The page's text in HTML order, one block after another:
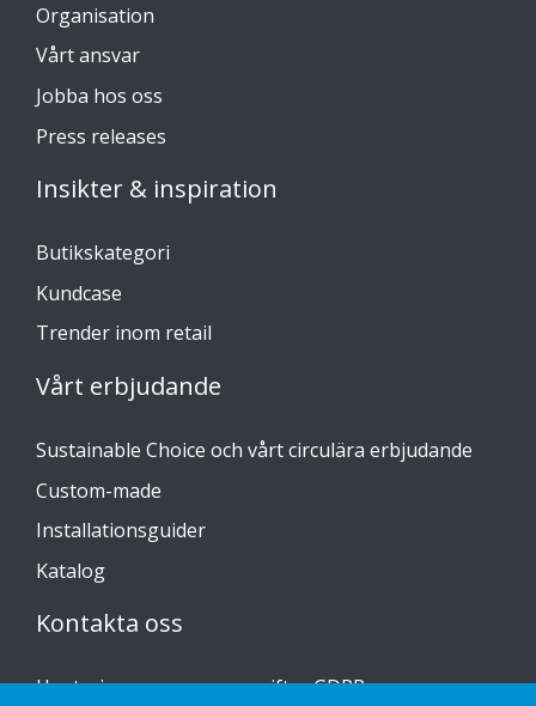
Organisation
Vårt ansvar
Jobba hos oss
Press releases
Insikter & inspiration
Butikskategori
Kundcase
Trender inom retail
Vårt erbjudande
Sustainable Choice och vårt circulära erbjudande
Custom-made
Installationsguider
Katalog
Kontakta oss
Hantering av personuppgifter GDPR